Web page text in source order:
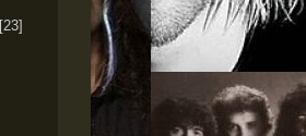
[23]